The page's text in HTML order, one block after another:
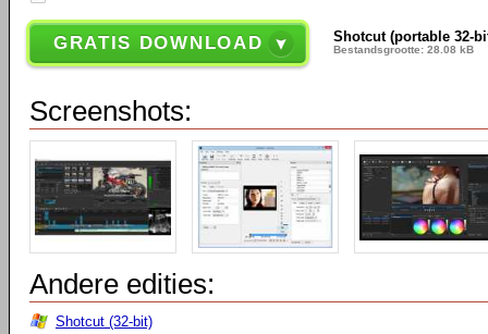
GRATIS DOWNLOAD Shotcut (portable 32-
Bestandsgrootte: 28.08 kB
Screenshots:
Andere edities:
Shotcut (32-bit)